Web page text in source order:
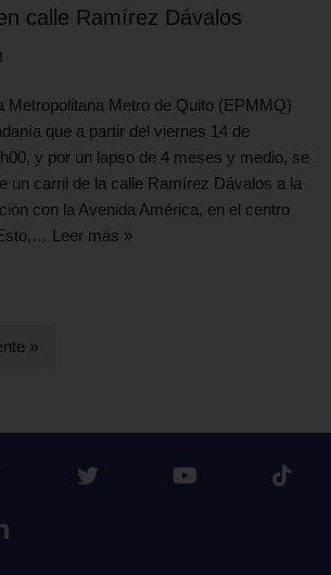
calle Ramírez Dávalos
Metropolitana Metro de Quito (EPMMQ)
que a partir del viernes 14 de
y por un lapso de 4 meses y medio, se
un carril de la calle Ramírez Dávalos a la
con la Avenida América, en el centro
Leer más »
»